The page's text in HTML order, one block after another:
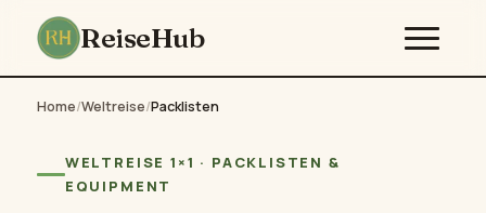
ReiseHub
Home/Weltreise/Packlisten
WELTREISE 1×1 · PACKLISTEN &
EQUIPMENT